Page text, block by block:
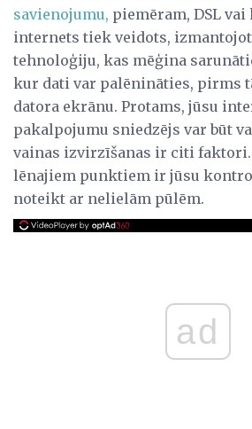
savienojumu, piemēram, DSL vai
internets tiek veidots,
tehnoloģiju, kas mēģina
kur dati var palēnināties, pirms
datora ekrānu. Protams, jūsu
pakalpojumu sniedzējs var būt
vainas izvirzīšanas ir citi faktori.
lēnajiem punktiem ir jūsu
noteikt ar nelielām pūlēm.
ad